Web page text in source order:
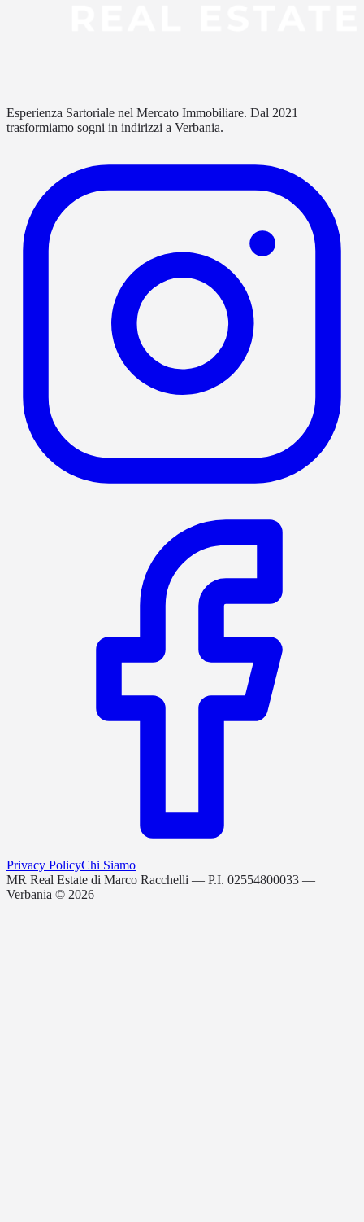
Esperienza Sartoriale nel Mercato Immobiliare. Dal 2021
trasformiamo sogni in indirizzi a Verbania.
Privacy PolicyChi Siamo
MR Real Estate di Marco Racchelli — P.I. 02554800033 —
Verbania © 2026